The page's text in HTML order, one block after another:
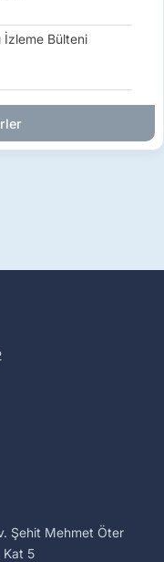
İzleme Bülteni
Şehit Mehmet Öter
Kat 5